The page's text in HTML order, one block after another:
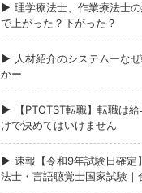
理学療法士、作業療法士
で上がった？下がった？
人材紹介のシステムーな
かー
【PTOTST転職】転職は
けで決めてはいけません
速報【令和9年試験日確定
法士・言語聴覚士国家試験｜